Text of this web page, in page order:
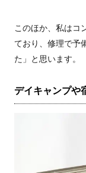
このほか、私はコ
ており、修理で予
た」と思います。
デイキャンプや